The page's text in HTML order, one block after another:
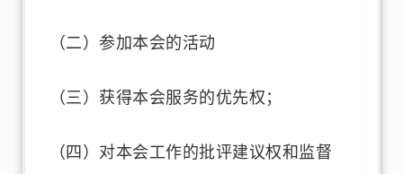
（二）参加本会的活动
（三）获得本会服务的优先权；
（四）对本会工作的批评建议权和监督